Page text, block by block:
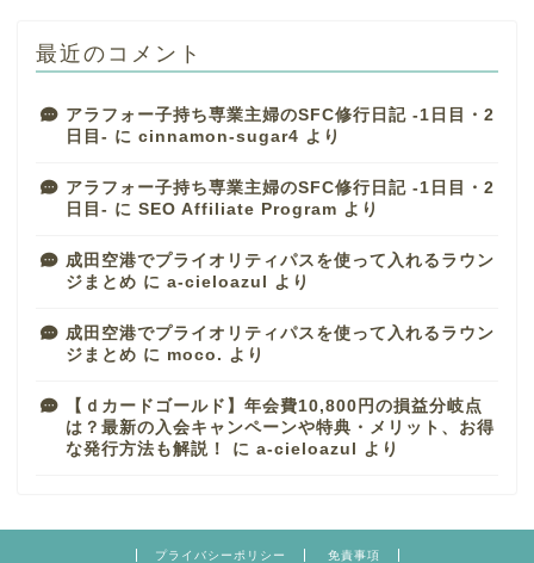
最近のコメント
アラフォー子持ち専業主婦のSFC修行日記 -1日目・2
日目- に cinnamon-sugar4 より
アラフォー子持ち専業主婦のSFC修行日記 -1日目・2
日目- に SEO Affiliate Program より
成田空港でプライオリティパスを使って入れるラウン
ジまとめ に a-cieloazul より
成田空港でプライオリティパスを使って入れるラウン
ジまとめ に moco. より
【ｄカードゴールド】年会費10,800円の損益分岐点
は？最新の入会キャンペーンや特典・メリット、お得
な発行方法も解説！
に a-cieloazul より
プライバシーポリシー 免責事項